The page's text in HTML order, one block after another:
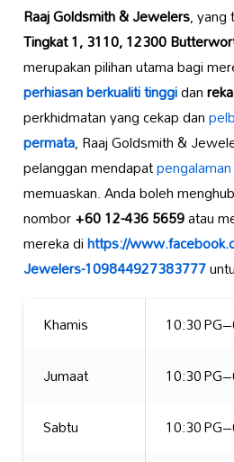
Raaj Goldsmith & Jewelers, yang
Tingkat 1, 3110, 12300
merupakan pilihan utama bagi
perhiasan berkualiti tinggidan
perkhidmatan yang cekap dan
permata, Raaj Goldsmith &
pelanggan mendapat
memuaskan. Anda boleh
nombor+60 12-436 5659atau
mereka dihttps://
Jewelers-109844927383777
Khamis
10:30
Jumaat
10:30
Sabtu
10:30